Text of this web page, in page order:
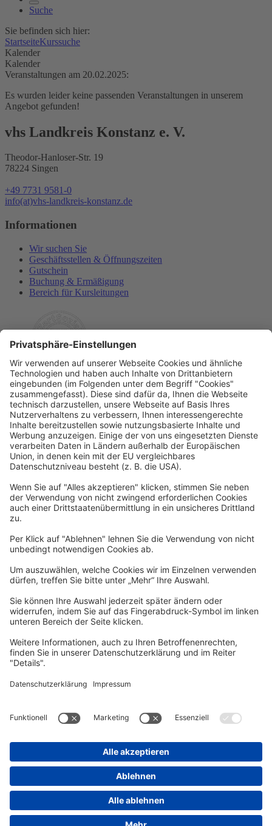
Suche
Sie befinden sich hier:
StartseiteKurssuche
Kalender
Kalender
Veranstaltungen am 20.02.2025:
Es wurden leider keine passenden Veranstaltungen in unserem
Angebot gefunden!
vhs Landkreis Konstanz e. V.
Theodor-Hanloser-Str. 19
78224 Singen
+49 7731 9581-0
info(at)vhs-landkreis-konstanz.de
Informationen
Wir suchen Sie
Geschäftsstellen & Öffnungszeiten
Gutschein
Buchung & Ermäßigung
Bereich für Kursleitungen
Rechtliches
Allgemeine Geschäftsbedingungen
Widerrufsbelehrung
Datenschutzerklärung
Barrierefreiheitserklärung
Impressum
Newsletter
Per E-Mail informieren wir Sie über interessante Angebote.
Zum Newsletter anmelden
vhs Post
Zur vhs Post anmelden
Kontrast
Kurs-Merkliste
Bitte melden Sie sich über den folgenden Button an:
Sie haben noch kein Konto?
Registrieren Sie sich jetzt
Warenkorb
Es befinden sich derzeit keine Kurse/Veranstaltungen in Ihrem